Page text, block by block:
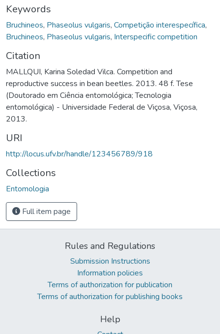
Keywords
Bruchineos, Phaseolus vulgaris, Competição interespecífica,
Bruchineos, Phaseolus vulgaris, Interspecific competition
Citation
MALLQUI, Karina Soledad Vilca. Competition and
reproductive success in bean beetles. 2013. 48 f. Tese
(Doutorado em Ciência entomológica; Tecnologia
entomológica) - Universidade Federal de Viçosa, Viçosa,
2013.
URI
http://locus.ufv.br/handle/123456789/918
Collections
Entomologia
Full item page
Rules and Regulations
Submission Instructions
Information policies
Terms of authorization for publication
Terms of authorization for publishing books
Help